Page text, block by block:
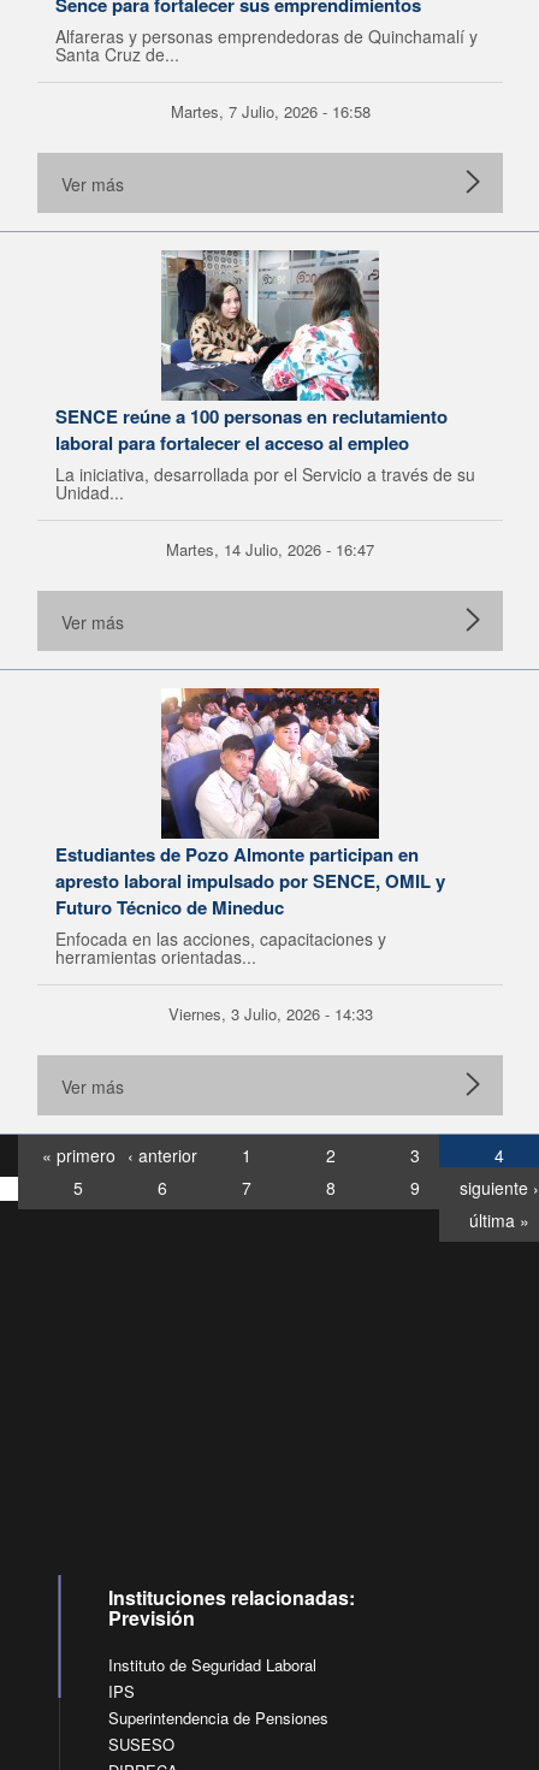
Alfareras y personas emprendedoras de Quinchamalí y
Santa Cruz de...
Martes, 7 Julio, 2026 - 16:58
Ver más
SENCE reúne a 100 personas en reclutamiento
laboral para fortalecer el acceso al empleo
La iniciativa, desarrollada por el Servicio a través de su
Unidad...
Martes, 14 Julio, 2026 - 16:47
Ver más
Estudiantes de Pozo Almonte participan en
apresto laboral impulsado por SENCE, OMIL y
Futuro Técnico de Mineduc
Enfocada en las acciones, capacitaciones y
herramientas orientadas...
Viernes, 3 Julio, 2026 - 14:33
Ver más
« primero ‹ anterior 1 2 3
4
5
6 7 8 9
siguiente ›
última »
Instituciones relacionadas:
Previsión
Instituto de Seguridad Laboral
IPS
Superintendencia de Pensiones
SUSESO